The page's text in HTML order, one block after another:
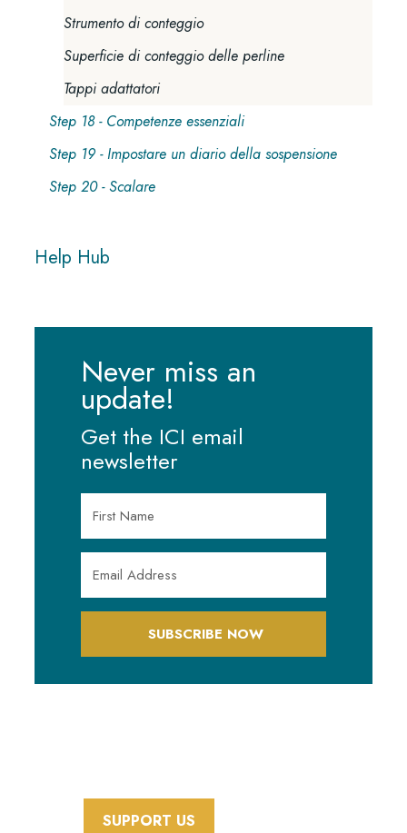
Strumento di conteggio
Superficie di conteggio delle perline
Tappi adattatori
Step 18 - Competenze essenziali
Step 19 - Impostare un diario della sospensione
Step 20 - Scalare
Help Hub
Never miss an
update!
Get the ICI email
newsletter
SUBSCRIBE NOW
SUPPORT US